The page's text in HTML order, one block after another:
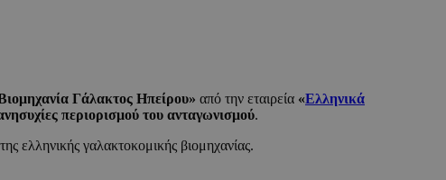
Γάλακτος Ηπείρου» από την εταιρεία «Ελληνικά
περιορισμού του ανταγωνισμού.
της ελληνικής γαλακτοκομικής βιομηχανίας.